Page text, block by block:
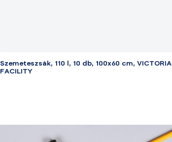
Szemeteszsák, 110 l, 10 db, 100x60 cm, VICTORIA
FACILITY